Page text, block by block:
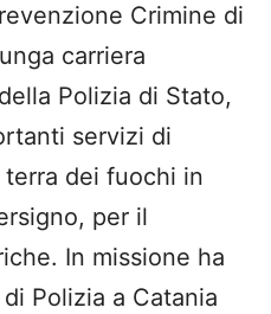
Crimine di
carriera
Polizia di Stato,
servizi di
dei fuochi in
per il
In missione ha
Polizia a Catania